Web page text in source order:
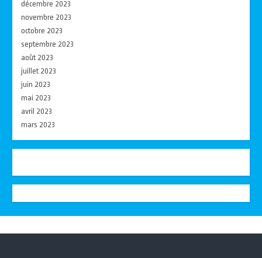
décembre 2023
novembre 2023
octobre 2023
septembre 2023
août 2023
juillet 2023
juin 2023
mai 2023
avril 2023
mars 2023